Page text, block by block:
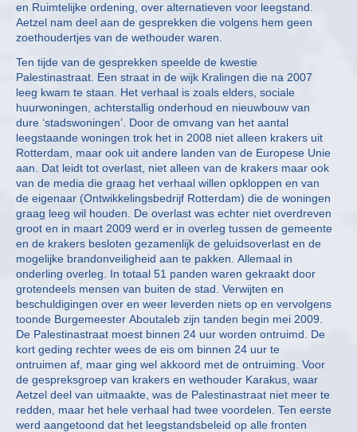
en Ruimtelijke ordening, over alternatieven voor leegstand.
Aetzel nam deel aan de gesprekken die volgens hem geen
zoethoudertjes van de wethouder waren.
Ten tijde van de gesprekken speelde de kwestie
Palestinastraat. Een straat in de wijk Kralingen die na 2007
leeg kwam te staan. Het verhaal is zoals elders, sociale
huurwoningen, achterstallig onderhoud en nieuwbouw van
dure ‘stadswoningen’. Door de omvang van het aantal
leegstaande woningen trok het in 2008 niet alleen krakers uit
Rotterdam, maar ook uit andere landen van de Europese Unie
aan. Dat leidt tot overlast, niet alleen van de krakers maar ook
van de media die graag het verhaal willen opkloppen en van
de eigenaar (Ontwikkelingsbedrijf Rotterdam) die de woningen
graag leeg wil houden. De overlast was echter niet overdreven
groot en in maart 2009 werd er in overleg tussen de gemeente
en de krakers besloten gezamenlijk de geluidsoverlast en de
mogelijke brandonveiligheid aan te pakken. Allemaal in
onderling overleg. In totaal 51 panden waren gekraakt door
grotendeels mensen van buiten de stad. Verwijten en
beschuldigingen over en weer leverden niets op en vervolgens
toonde Burgemeester Aboutaleb zijn tanden begin mei 2009.
De Palestinastraat moest binnen 24 uur worden ontruimd. De
kort geding rechter wees de eis om binnen 24 uur te
ontruimen af, maar ging wel akkoord met de ontruiming. Voor
de gespreksgroep van krakers en wethouder Karakus, waar
Aetzel deel van uitmaakte, was de Palestinastraat niet meer te
redden, maar het hele verhaal had twee voordelen. Ten eerste
werd aangetoond dat het leegstandsbeleid op alle fronten